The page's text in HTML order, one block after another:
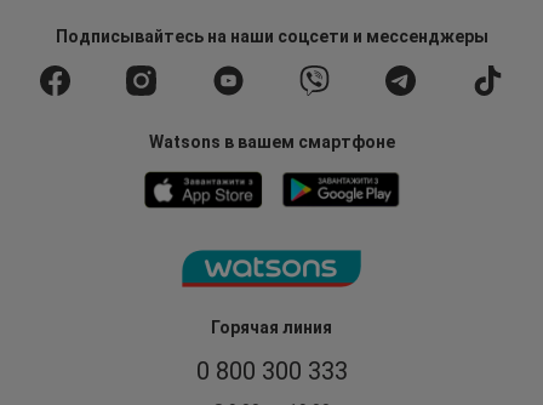
Горячая линия
0 800 300 333
Подписывайтесьна наши соцсети и мессенджеры
Watsons в вашем смартфоне